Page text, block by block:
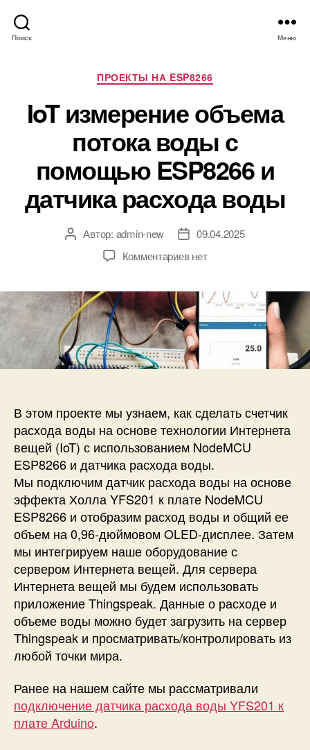
Поиск Меню
Р
у
б
р
и
к
и
ПРОЕКТЫ НА ESP8266
IoT измерение объема
потока воды с
помощью ESP8266 и
датчика расхода воды
А
р
з
а
п
и
с
Автор: admin-new
Д
т
з
а
п
и
с
и
09.04.2025
Комментариевк
п
и
с
и
I
и
з
м
е
р
е
н
и
е
б
ъ
е
м
а
п
к
а
нет
В этом проекте мы узнаем, как сделать счетчик
расхода воды на основе технологии Интернета
вещей (IoT) с использованием NodeMCU
ESP8266 и датчика расхода воды.
Мы подключим датчик расхода воды на основе
эффекта Холла YFS201 к плате NodeMCU
ESP8266 и отобразим расход воды и общий ее
объем на 0,96-дюймовом OLED-дисплее. Затем
мы интегрируем наше оборудование с
сервером Интернета вещей. Для сервера
Интернета вещей мы будем использовать
приложение Thingspeak. Данные о расходе и
объеме воды можно будет загрузить на сервер
Thingspeak и просматривать/контролировать из
любой точки мира.
Ранее на нашем сайте мы рассматривали
подключение датчика расхода воды YFS201 к
плате Arduino.